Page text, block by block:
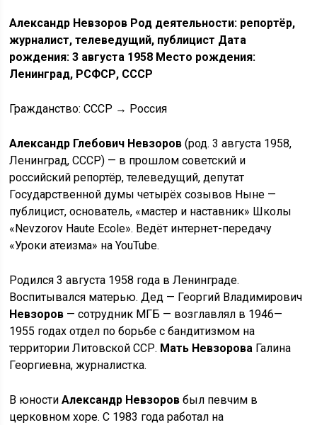
Александр Невзоров Род деятельности: репортёр,
журналист, телеведущий, публицист Дата
рождения: 3 августа 1958 Место рождения:
Ленинград, РСФСР, СССР
Гражданство: СССР → Россия
Александр Глебович Невзоров (род. 3 августа 1958,
Ленинград, СССР) — в прошлом советский и
российский репортёр, телеведущий, депутат
Государственной думы четырёх созывов Ныне —
публицист, основатель, «мастер и наставник» Школы
«Nevzorov Haute Ecole». Ведёт интернет-передачу
«Уроки атеизма» на YouTube.
Родился 3 августа 1958 года в Ленинграде.
Воспитывался матерью. Дед — Георгий Владимирович
Невзоров — сотрудник МГБ — возглавлял в 1946—
1955 годах отдел по борьбе с бандитизмом на
территории Литовской ССР. Мать Невзорова Галина
Георгиевна, журналистка.
В юностиАлександр Невзоров был певчим в
церковном хоре. С 1983 года работал на